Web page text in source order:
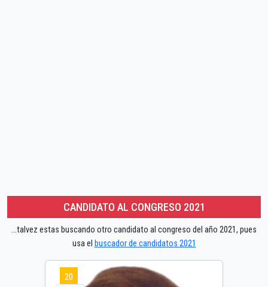
CANDIDATO AL CONGRESO 2021
...talvez estas buscando otro candidato al congreso del año 2021, pues
usa el buscador de candidatos 2021
20